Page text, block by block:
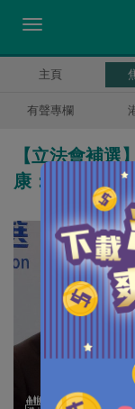
主頁
有聲專欄
【立法會補選
康：選管會各